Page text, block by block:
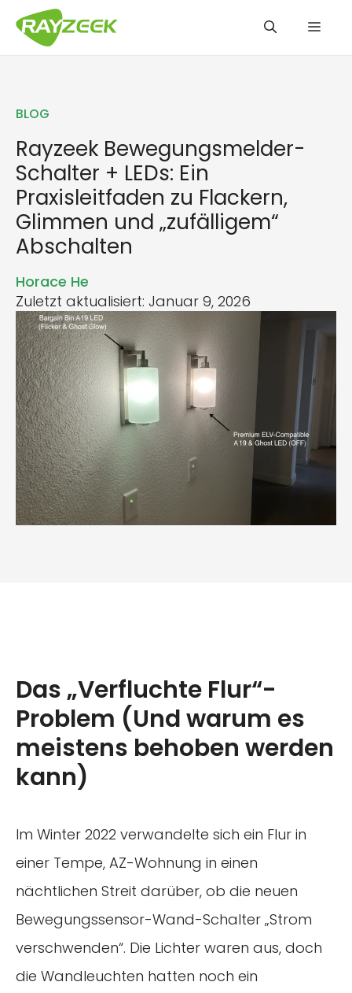
Inhalt
BLOG
Rayzeek Bewegungsmelder-
Schalter + LEDs: Ein
Praxisleitfaden zu Flackern,
Glimmen und „zufälligem“
Abschalten
Horace He
Zuletzt aktualisiert: Januar 9, 2026
Das „Verfluchte Flur“-
Problem (Und warum es
meistens behoben werden
kann)
Im Winter 2022 verwandelte sich ein Flur in
einer Tempe, AZ-Wohnung in einen
nächtlichen Streit darüber, ob die neuen
Bewegungssensor-Wand-Schalter „Strom
verschwenden“. Die Lichter waren aus, doch
die Wandleuchten hatten noch ein